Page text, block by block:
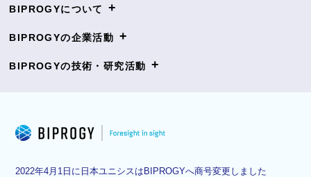
BIPROGYについて +
BIPROGYの企業活動 +
BIPROGYの技術・研究活動 +
2022年4月1日に日本ユニシスはBIPROGYへ商号変更しました